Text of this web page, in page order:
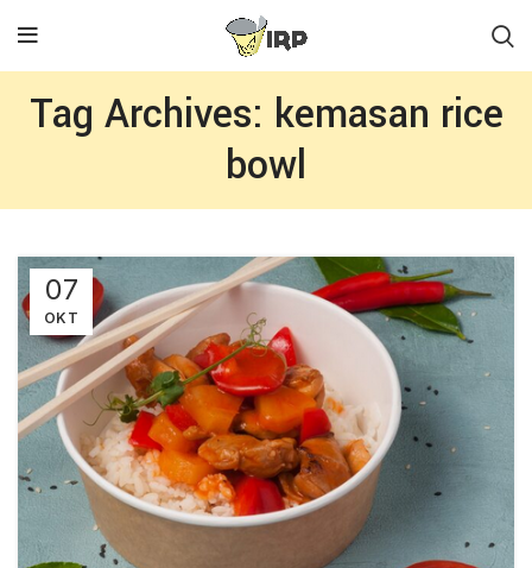
Tag Archives: kemasan rice
bowl
07
OKT